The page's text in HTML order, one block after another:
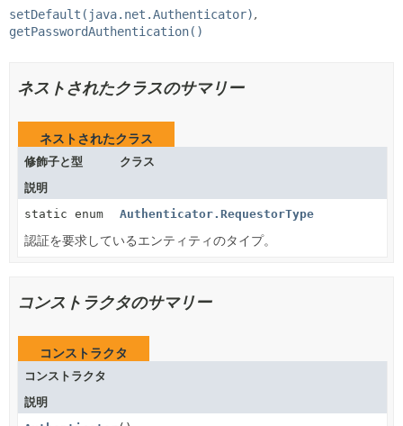
setDefault(java.net.Authenticator)
getPasswordAuthentication()
ネストされたクラスのサマリー
ネストされたクラス
修飾子と型
クラス
説明
static enum
Authenticator.RequestorType
認証を要求しているエンティティのタイプ。
コンストラクタのサマリー
コンストラクタ
コンストラクタ
説明